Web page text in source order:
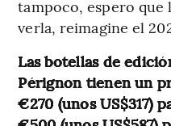
tampoco, espero
verla, reimagine el
Las botellas de
Pérignon tienen un
€270 (unos US$317)